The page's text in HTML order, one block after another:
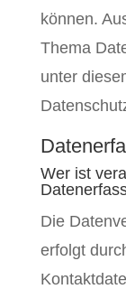
können.
Thema
unter
Wer ist
Die
erfolgt